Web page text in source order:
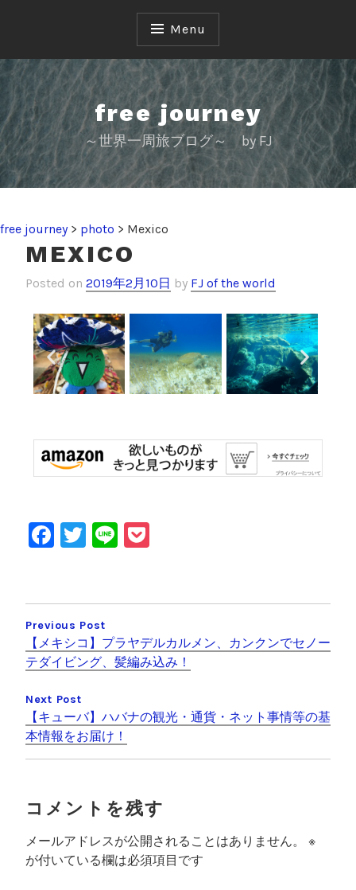
Menu
free journey
～世界一周旅ブログ～ by FJ
free journey> photo > Mexico
MEXICO
Posted on 2019年2月10日 by FJ of the world
F
e
b
o
k
T
er
Li
k
et
Previous Post
【メキシコ】プラヤデルカルメン、カンクンでセノー
テダイビング、髪編み込み！
Next Post
【キューバ】ハバナの観光・通貨・ネット事情等の基
本情報をお届け！
コメントを残す
メールアドレスが公開されることはありません。
※
が付いている欄は必須項目です